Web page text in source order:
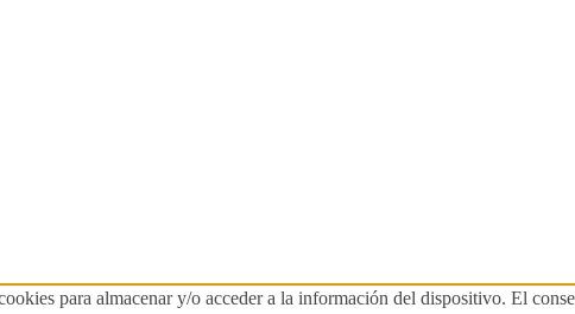
para almacenar y/o acceder a la información del dispositivo. El